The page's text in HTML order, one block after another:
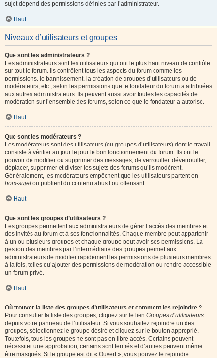
sujet dépend des permissions définies par l’administrateur.
Haut
Niveaux d’utilisateurs et groupes
Que sont les administrateurs ?
Les administrateurs sont les utilisateurs qui ont le plus haut niveau de contrôle
sur tout le forum. Ils contrôlent tous les aspects du forum comme les
permissions, le bannissement, la création de groupes d’utilisateurs ou de
modérateurs, etc., selon les permissions que le fondateur du forum a attribuées
aux autres administrateurs. Ils peuvent aussi avoir toutes les capacités de
modération sur l’ensemble des forums, selon ce que le fondateur a autorisé.
Haut
Que sont les modérateurs ?
Les modérateurs sont des utilisateurs (ou groupes d’utilisateurs) dont le travail
consiste à vérifier au jour le jour le bon fonctionnement du forum. Ils ont le
pouvoir de modifier ou supprimer des messages, de verrouiller, déverrouiller,
déplacer, supprimer et diviser les sujets des forums qu’ils modèrent.
Généralement, les modérateurs empêchent que les utilisateurs partent en
hors-sujetou publient du contenu abusif ou offensant.
Haut
Que sont les groupes d’utilisateurs ?
Les groupes permettent aux administrateurs de gérer l’accès des membres et
des invités au forum et à ses fonctionnalités. Chaque membre peut appartenir
à un ou plusieurs groupes et chaque groupe peut avoir ses permissions. La
gestion des membres par l’intermédiaire des groupes permet aux
administrateurs de modifier rapidement les permissions de plusieurs membres
à la fois, telles qu’ajouter des permissions de modération ou rendre accessible
un forum privé.
Haut
Où trouver la liste des groupes d’utilisateurs et comment les rejoindre ?
Pour consulter la liste des groupes, cliquez sur le lien Groupes d’utilisateurs
depuis votre panneau de l’utilisateur. Si vous souhaitez rejoindre un des
groupes, sélectionnez le groupe désiré et cliquez sur le bouton approprié.
Toutefois, tous les groupes ne sont pas en libre accès. Certains peuvent
nécessiter une approbation, certains sont fermés et d’autres peuvent même
être masqués. Si le groupe est dit « Ouvert », vous pouvez le rejoindre